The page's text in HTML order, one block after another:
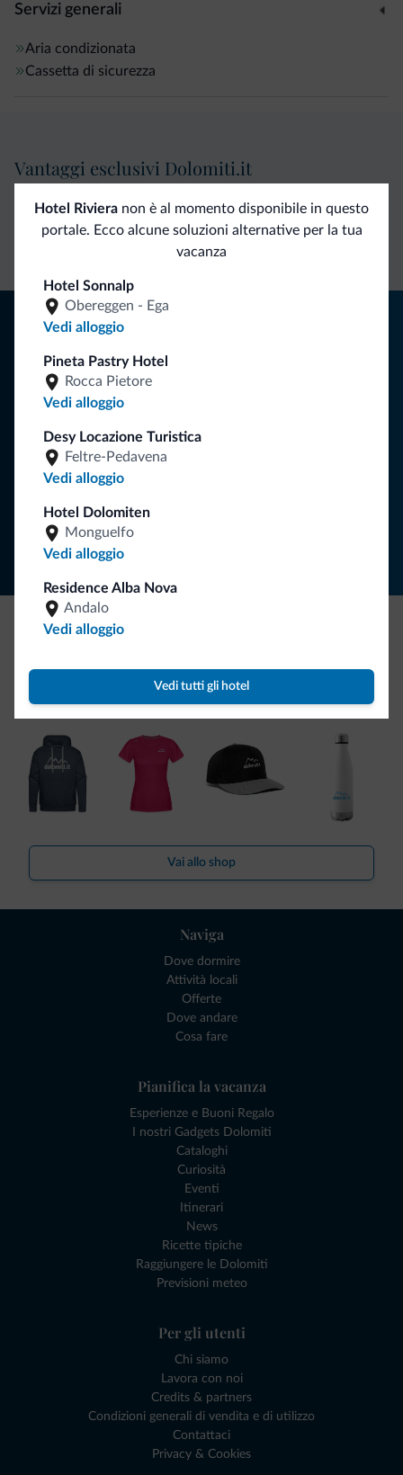
Servizi generali
Aria condizionata
Cassetta di sicurezza
Hotel Riviera non è al momento disponibile in questo
portale. Ecco alcune soluzioni alternative per la tua
vacanza
Hotel Sonnalp
Obereggen - Ega
Vedi alloggio
Pineta Pastry Hotel
Rocca Pietore
Vedi alloggio
Desy Locazione Turistica
Feltre-Pedavena
Vedi alloggio
Hotel Dolomiten
Monguelfo
Vedi alloggio
Residence Alba Nova
Andalo
Vedi alloggio
Vedi tutti gli hotel
Vantaggi esclusivi Dolomiti.it
Contatto
Tariffe
Richieste non
Segui Dolomiti.it
Consigli dalle Dolomiti
Riceverai informazioni, offerte esclusive e news per la tua
vacanza nelle Dolomiti.
ISCRIVITI ALLA NEWSLETTER
Ce l'avete chiesto in tanti. Ecco la nuova collezione firmata
Dolomiti.it!
Vai allo shop
Naviga
Dove dormire
Attività locali
Offerte
Dove andare
Cosa fare
Pianifica la vacanza
Esperienze e Buoni Regalo
I nostri Gadgets Dolomiti
Cataloghi
Curiosità
Eventi
Itinerari
News
Ricette tipiche
Raggiungere le Dolomiti
Previsioni meteo
Per gli utenti
Chi siamo
Lavora con noi
Credits & partners
Condizioni generali di vendita e di utilizzo
Contattaci
Privacy & Cookies